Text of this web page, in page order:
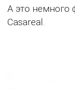
А это немного
Casareal.